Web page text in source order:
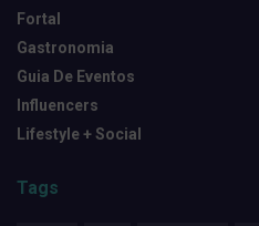
Fortal
Gastronomia
Guia De Eventos
Influencers
Lifestyle + Social
Tags